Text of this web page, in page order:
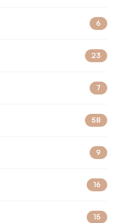
6
23
7
58
9
16
15